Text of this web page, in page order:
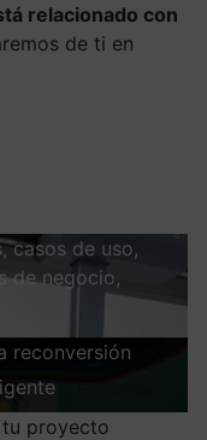
relacionado con
de ti en
casos de uso,
de negocio,
reconversión
tu proyecto